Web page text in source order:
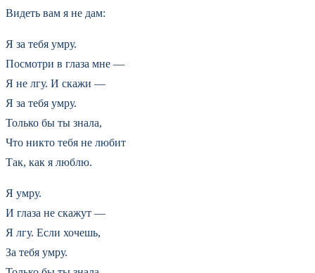
Видеть вам я не дам:
Я за тебя умру.
Посмотри в глаза мне —
Я не лгу. И скажи —
Я за тебя умру.
Только бы ты знала,
Что никто тебя не любит
Так, как я люблю.
Я умру.
И глаза не скажут —
Я лгу. Если хочешь,
За тебя умру.